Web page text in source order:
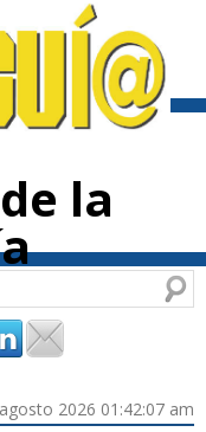
la
2026 01:42:07 am